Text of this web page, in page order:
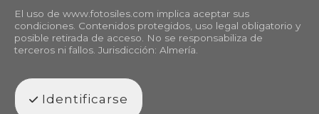
El uso de www.fotosiles.com implica aceptar sus
condiciones. Contenidos protegidos, uso legal obligatorio y
posible retirada de acceso. No se responsabiliza de
terceros ni fallos. Jurisdicción: Almería.
Identificarse